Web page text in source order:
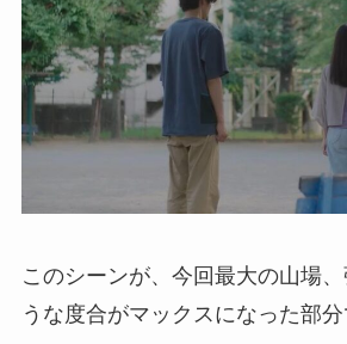
このシーンが、今回最大の山場
うな度合がマックスになった部分